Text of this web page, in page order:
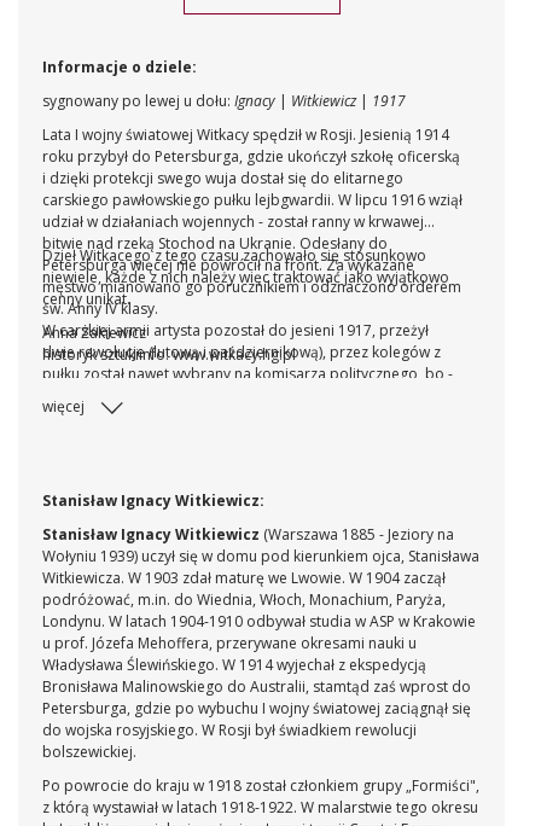
Informacje o dziele:
sygnowany po lewej u dołu: Ignacy | Witkiewicz | 1917
Lata I wojny światowej Witkacy spędził w Rosji. Jesienią 1914
roku przybył do Petersburga, gdzie ukończył szkołę oficerską
i dzięki protekcji swego wuja dostał się do elitarnego
carskiego pawłowskiego pułku lejbgwardii. W lipcu 1916 wziął
udział w działaniach wojennych - został ranny w krwawej
bitwie nad rzeką Stochod na Ukranie. Odesłany do
Petersburga więcej nie powrócił na front. Za wykazane
męstwo mianowano go porucznikiem i odznaczono orderem
św. Anny IV klasy.
W carskiej armii artysta pozostał do jesieni 1917, przeżył
dwie rewolucje (lutową i październikową), przez kolegów z
pułku został nawet wybrany na komisarza politycznego, bo -
matiuszkie“. Za to uczestniczył w papojkach a la maniere
spłacał m.in. karciane długi.Portret męski
charakterystyczny dla tego okresu jego twórczości - mocno
skonstruowana głowa, z twarzą modelowaną różnymi
odcieniami różu z silnymi akcentami bieli. Pozostałe elementy
portretu - ubranie i tło - artysta potraktował szkicowo, ledwie
je zaznaczając, jednak sposób prowadzenia kreski jest
zdecydowany, zamaszysty, co wzmaga ekspresję całego
wizerunku.
Dzieł Witkacego z tego czasu zachowało się stosunkowo
niewiele, każde z nich należy więc traktować jako wyjątkowo
cenny unikat.
Anna Żakiewicz
historyk sztukiinfo: www.witkacy.hg.pl
więcej
Stanisław Ignacy Witkiewicz:
Stanisław Ignacy Witkiewicz (Warszawa 1885 - Jeziory na
Wołyniu 1939) uczył się w domu pod kierunkiem ojca, Stanisława
Witkiewicza. W 1903 zdał maturę we Lwowie. W 1904 zaczął
podróżować, m.in. do Wiednia, Włoch, Monachium, Paryża,
Londynu. W latach 1904-1910 odbywał studia w ASP w Krakowie
u prof. Józefa Mehoffera, przerywane okresami nauki u
Władysława Ślewińskiego. W 1914 wyjechał z ekspedycją
Bronisława Malinowskiego do Australii, stamtąd zaś wprost do
Petersburga, gdzie po wybuchu I wojny światowej zaciągnął się
do wojska rosyjskiego. W Rosji był świadkiem rewolucji
bolszewickiej.
Po powrocie do kraju w 1918 został członkiem grupy „Formiści",
z którą wystawiał w latach 1918-1922. W malarstwie tego okresu